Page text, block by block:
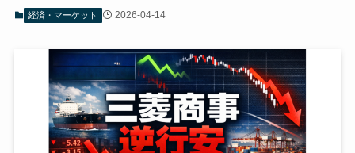
経済・マーケット 2026-04-14